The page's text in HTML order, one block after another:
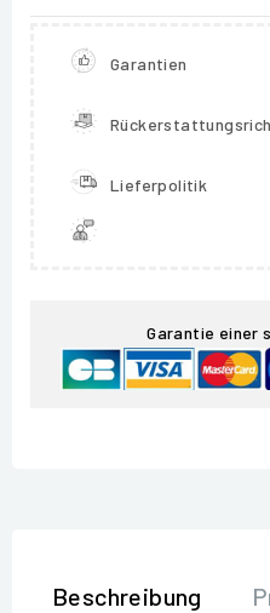
Garantien
Lieferpolitik
Garantie einer
Beschreibung